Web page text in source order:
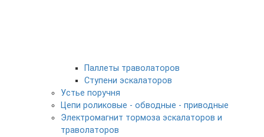
Паллеты траволаторов
Ступени эскалаторов
Устье поручня
Цепи роликовые - обводные - приводные
Электромагнит тормоза эскалаторов и
траволаторов